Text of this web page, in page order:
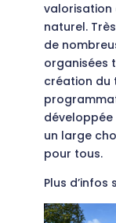
valorisation
naturel.
de
organisées
création du
un large
pour tous.
Plus d’infos